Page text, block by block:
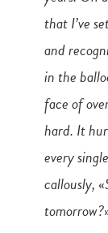
that I’ve
and
in the
face of
hard. It
every
callously, «
tomorrow?